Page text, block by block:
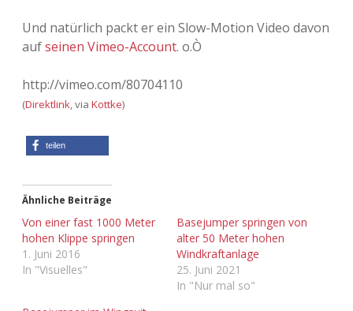
Adventskalender 2015
Adventskalender 2016
Adventskalender 2020
Adventskalender 2021
Und natürlich packt er ein Slow-Motion Video davon
aufseinen Vimeo-Account. o.Ò
http://vimeo.com/80704110
(Direktlink, via Kottke)
teilen
Ähnliche Beiträge
Von einer fast 1000 Meter
hohen Klippe springen
1. Juni 2016
In "Visuelles"
Basejumper springen von
alter 50 Meter hohen
Windkraftanlage
25. Juni 2021
In "Nur mal so"